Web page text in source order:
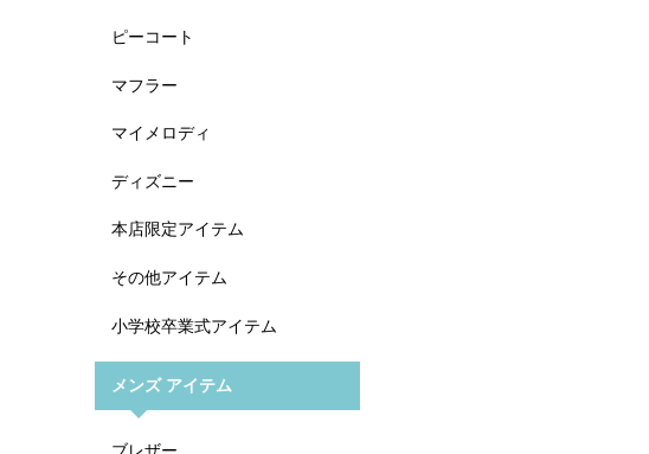
ピーコート
マフラー
マイメロディ
ディズニー
本店限定アイテム
その他アイテム
小学校卒業式アイテム
メンズ アイテム
ブレザー